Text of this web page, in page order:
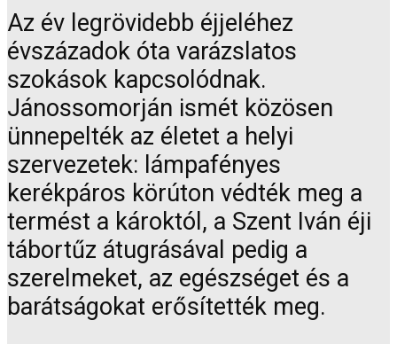
Az év legrövidebb éjjeléhez
évszázadok óta varázslatos
szokások kapcsolódnak.
Jánossomorján ismét közösen
ünnepelték az életet a helyi
szervezetek: lámpafényes
kerékpáros körúton védték meg a
termést a károktól, a Szent Iván éji
tábortűz átugrásával pedig a
szerelmeket, az egészséget és a
barátságokat erősítették meg.